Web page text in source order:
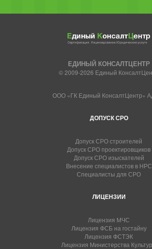
ЕДИНЫЙ КОНСАЛТЦЕНТР
© 2009-2026 Единый
ООО «ГК Единый КонсалтЦентр»
ДОПУСК СРО
Допуск СРО строителей
Допуск СРО проектировщиков
Допуск СРО изыскателей
Внесение специалистов в НРС
Специалисты для СРО
ЛИЦЕНЗИИ
Лицензия МЧС
Лицензия ФСБ на гостайну
Лицензия ФСТЭК
Лицензия Министерства